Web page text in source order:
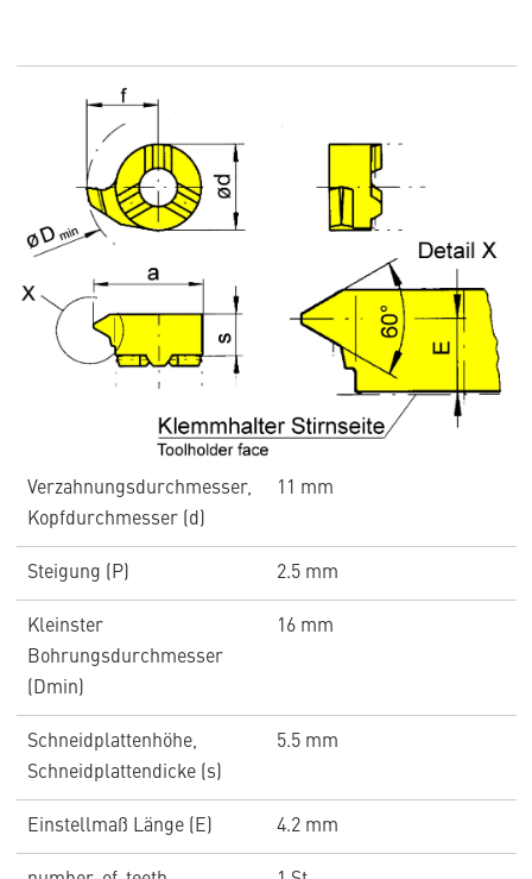
Verzahnungsdurchmesser,
Kopfdurchmesser (d)
11 mm
Steigung (P) 2.5 mm
Kleinster
Bohrungsdurchmesser
(Dmin)
16 mm
Schneidplattenhöhe,
Schneidplattendicke (s)
5.5 mm
Einstellmaß Länge (E) 4.2 mm